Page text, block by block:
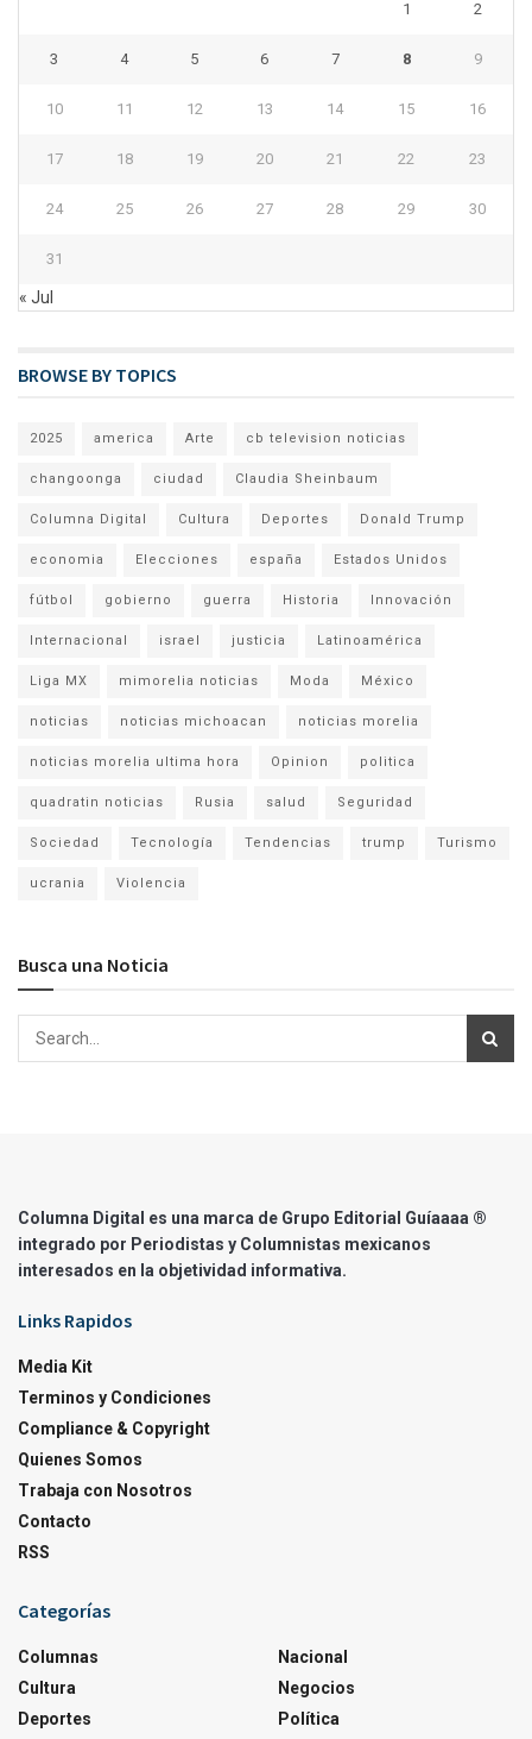
1 2
3 4 5 6 7 8 9
10 11 12 13 14 15 16
17 18 19 20 21 22 23
24 25 26 27 28 29 30
31
« Jul
BROWSE BY TOPICS
2025 america Arte cb television noticias
changoonga ciudad Claudia Sheinbaum
Columna Digital Cultura Deportes Donald Trump
economia Elecciones españa Estados Unidos
fútbol gobierno guerra Historia Innovación
Internacional israel justicia Latinoamérica
Liga MX mimorelia noticias Moda México
noticias noticias michoacan noticias morelia
noticias morelia ultima hora Opinion politica
quadratin noticias Rusia salud Seguridad
Sociedad Tecnología Tendencias trump Turismo
ucrania Violencia
Busca una Noticia
Columna Digital es una marca de Grupo Editorial Guíaaaa ®
integrado por Periodistas y Columnistas mexicanos
interesados en la objetividad informativa.
Links Rapidos
Media Kit
Terminos y Condiciones
Compliance & Copyright
Quienes Somos
Trabaja con Nosotros
Contacto
RSS
Categorías
Columnas
Cultura
Deportes
Nacional
Negocios
Política